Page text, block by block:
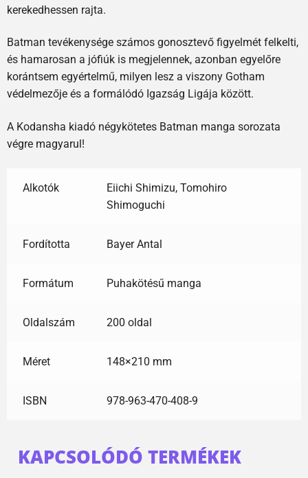
kerekedhessen rajta.
Batman tevékenysége számos gonosztevő figyelmét felkelti,
és hamarosan a jófiúk is megjelennek, azonban egyelőre
korántsem egyértelmű, milyen lesz a viszony Gotham
védelmezője és a formálódó Igazság Ligája között.
A Kodansha kiadó négykötetes Batman manga sorozata
végre magyarul!
Alkotók
Eiichi Shimizu, Tomohiro
Shimoguchi
Fordította Bayer Antal
Formátum Puhakötésű manga
Oldalszám 200 oldal
Méret 148×210 mm
ISBN 978-963-470-408-9
KAPCSOLÓDÓ TERMÉKEK